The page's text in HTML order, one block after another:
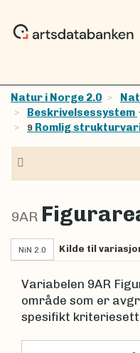
Natur i Norge 2.0
Beskrivelsessystem
9 Romlig
9AR
NiN 2.0 Kilde til
Variabelen 9AR
område som er
spesifikt